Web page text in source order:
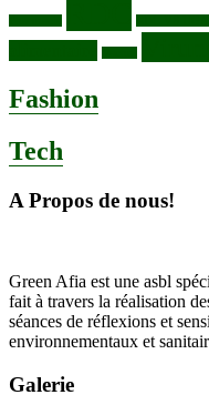
Fashion
Tech
A Propos de nous!
Green Afia est une asbl
fait à travers la réalisation
séances de réflexions et
environnementaux et
Galerie